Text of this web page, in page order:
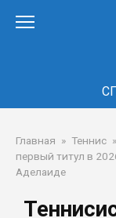
Главная » Теннис »
первый титул в
Аделаиде